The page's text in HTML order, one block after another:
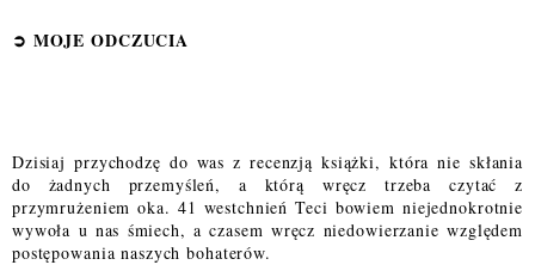
➲ MOJE ODCZUCIA
Dzisiaj przychodzę do was z recenzją książki, która nie skłania
do żadnych przemyśleń, a którą wręcz trzeba czytać z
przymrużeniem oka. 41 westchnień Teci bowiem niejednokrotnie
wywoła u nas śmiech, a czasem wręcz niedowierzanie względem
postępowania naszych bohaterów.